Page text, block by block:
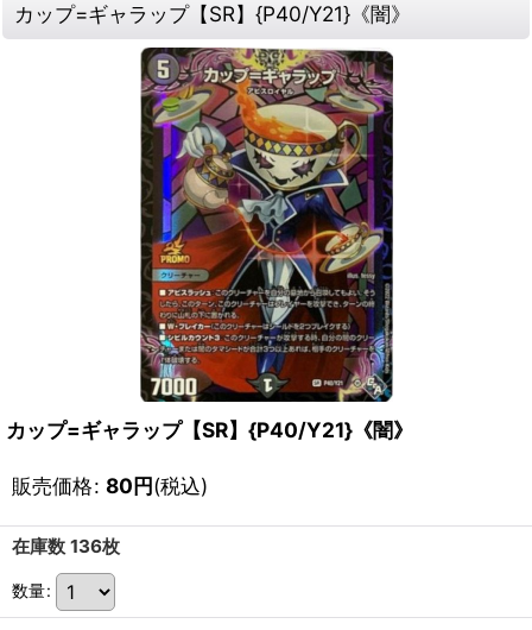
カップ=ギャラップ【SR】{P40/Y21}《闇》
カップ=ギャラップ【SR】{P40/Y21}《闇》
販売価格: 80円(税込)
在庫数 136枚
数量: